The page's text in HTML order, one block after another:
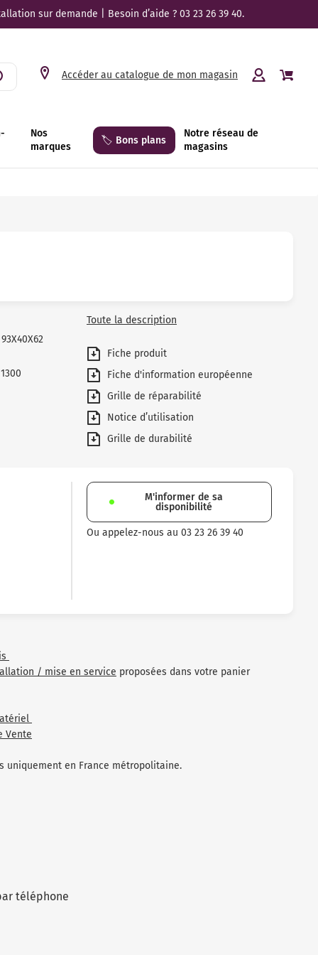
sur demande | Besoin d’aide ? 03 23 26 39 40.
Accéder au catalogue de mon magasin
Nos
marques
🏷️ Bons plans
Notre réseau de
magasins
Toute la description
Fiche produit
Fiche d'information européenne
Grille de réparabilité
Notice d’utilisation
Grille de durabilité
M'informer de sa
disponibilité
Ou appelez-nous au 03 23 26 39 40
/ mise en service proposées dans votre panier
Vente
uniquement en France métropolitaine.
téléphone